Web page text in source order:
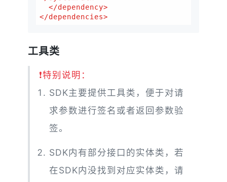
</dependency>
</dependencies>
工具类
❗特别说明：
SDK主要提供工具类，便于对请
求参数进行签名或者返回参数验
签。
SDK内有部分接口的实体类，若
在SDK内没找到对应实体类，请